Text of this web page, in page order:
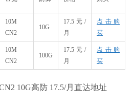
10M
CN2
10G
17.5元/
月
点击购
买
10M
CN2
100G
17.5元/
月
点击购
买
10G高防 17.5/月直达地址